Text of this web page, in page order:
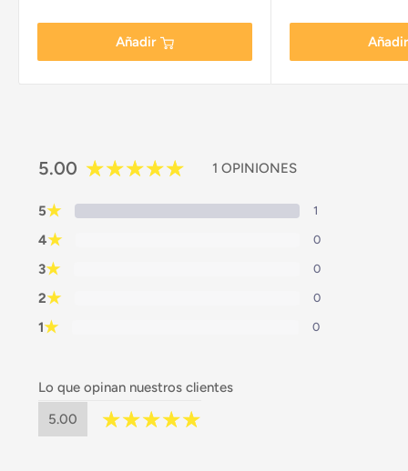
Añadir Añadir
5.00 1 OPINIONES
5★ 1
4★ 0
3★ 0
2★ 0
1★ 0
Lo que opinan nuestros clientes
5.00